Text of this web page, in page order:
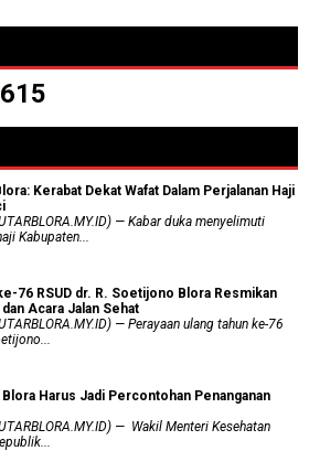
Kerabat Dekat Wafat Dalam Perjalanan Haji
— Kabar duka menyelimuti
Kabupaten...
76 RSUD dr. R. Soetijono Blora Resmikan
Acara Jalan Sehat
— Perayaan ulang tahun ke-76
Harus Jadi Percontohan Penanganan
— Wakil Menteri Kesehatan